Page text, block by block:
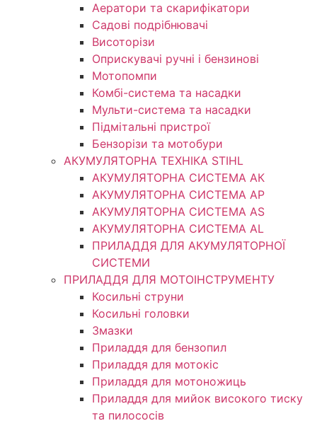
Аератори та скарифікатори
Садові подрібнювачі
Висоторізи
Оприскувачі ручні і бензинові
Мотопомпи
Комбі-система та насадки
Мульти-система та насадки
Підмітальні пристрої
Бензорізи та мотобури
АКУМУЛЯТОРНА ТЕХНІКА STIHL
АКУМУЛЯТОРНА СИСТЕМА АК
АКУМУЛЯТОРНА СИСТЕМА АР
АКУМУЛЯТОРНА СИСТЕМА AS
АКУМУЛЯТОРНА СИСТЕМА AL
ПРИЛАДДЯ ДЛЯ АКУМУЛЯТОРНОЇ
СИСТЕМИ
ПРИЛАДДЯ ДЛЯ МОТОІНСТРУМЕНТУ
Косильні струни
Косильні головки
Змазки
Приладдя для бензопил
Приладдя для мотокіс
Приладдя для мотоножиць
Приладдя для мийок високого тиску
та пилососів